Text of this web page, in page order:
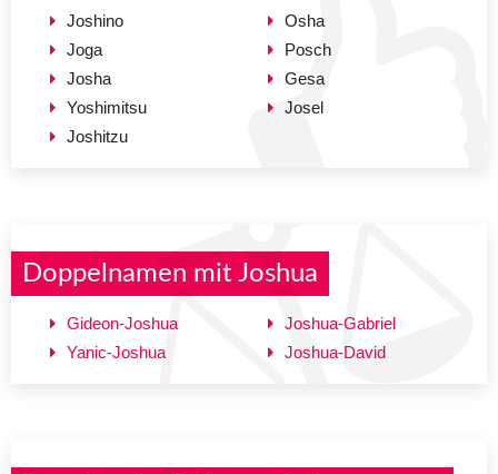
Joshino
Joga
Josha
Yoshimitsu
Joshitzu
Osha
Posch
Gesa
Josel
Doppelnamen mit Joshua
Gideon-Joshua
Yanic-Joshua
Joshua-Gabriel
Joshua-David